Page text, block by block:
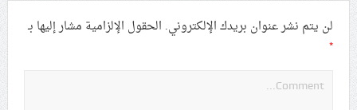
لن يتم نشر عنوان بريدك الإلكتروني. الحقول الإلزامية مشار إليها بـ
*